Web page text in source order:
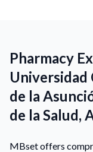
Pharmacy
Universidad
de la
de la Salud,
MBset offers